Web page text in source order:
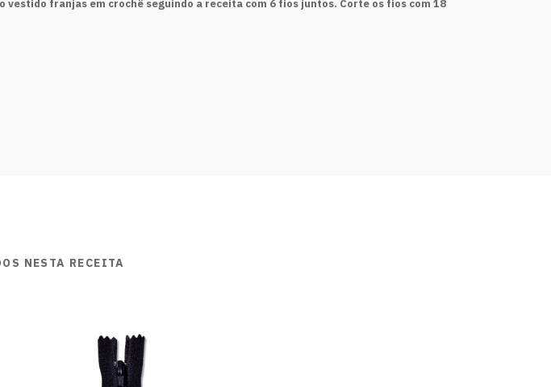
franjas em crochê seguindo a receita com 6 fios juntos. Corte os fios com 18
NESTA RECEITA